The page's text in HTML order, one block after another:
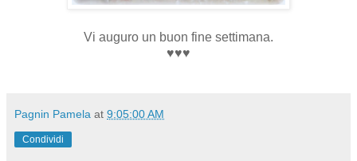
Vi auguro un buon fine settimana.
♥♥♥
Pagnin Pamela at 9:05:00 AM
Condividi